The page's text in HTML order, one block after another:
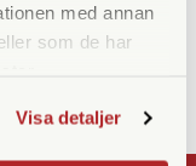
med annan
som de har
Visa detaljer